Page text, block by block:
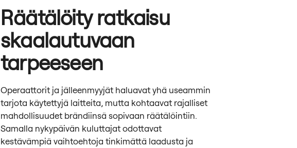
Räätälöity ratkaisu
skaalautuvaan
tarpeeseen
Operaattorit ja jälleenmyyjät haluavat yhä useammin
tarjota käytettyjä laitteita, mutta kohtaavat rajalliset
mahdollisuudet brändiinsä sopivaan räätälöintiin.
Samalla nykypäivän kuluttajat odottavat
kestävämpiä vaihtoehtoja tinkimättä laadusta ja